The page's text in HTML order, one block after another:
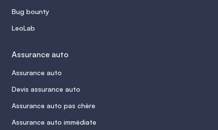
Bug bounty
LeoLab
Assurance auto
Assurance auto
Devis assurance auto
Assurance auto pas chère
Assurance auto immédiate